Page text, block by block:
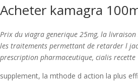
Acheter kamagra
Prix du viagra generique 25mg, la livraison
les traitements permettant de retarder l
prescription pharmaceutique, cialis recette
supplement, la mthode d action la plus